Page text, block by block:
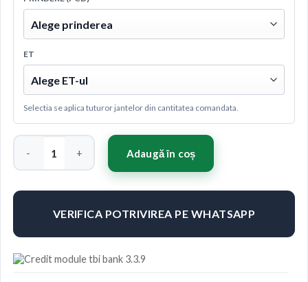
ET
Selectia se aplica tuturor jantelor din cantitatea comandata.
Cantitate Concaver CVR4 22x9,5 ET14-60 BLANK Custom
Adaugă în coș
VERIFICA POTRIVIREA PE WHATSAPP